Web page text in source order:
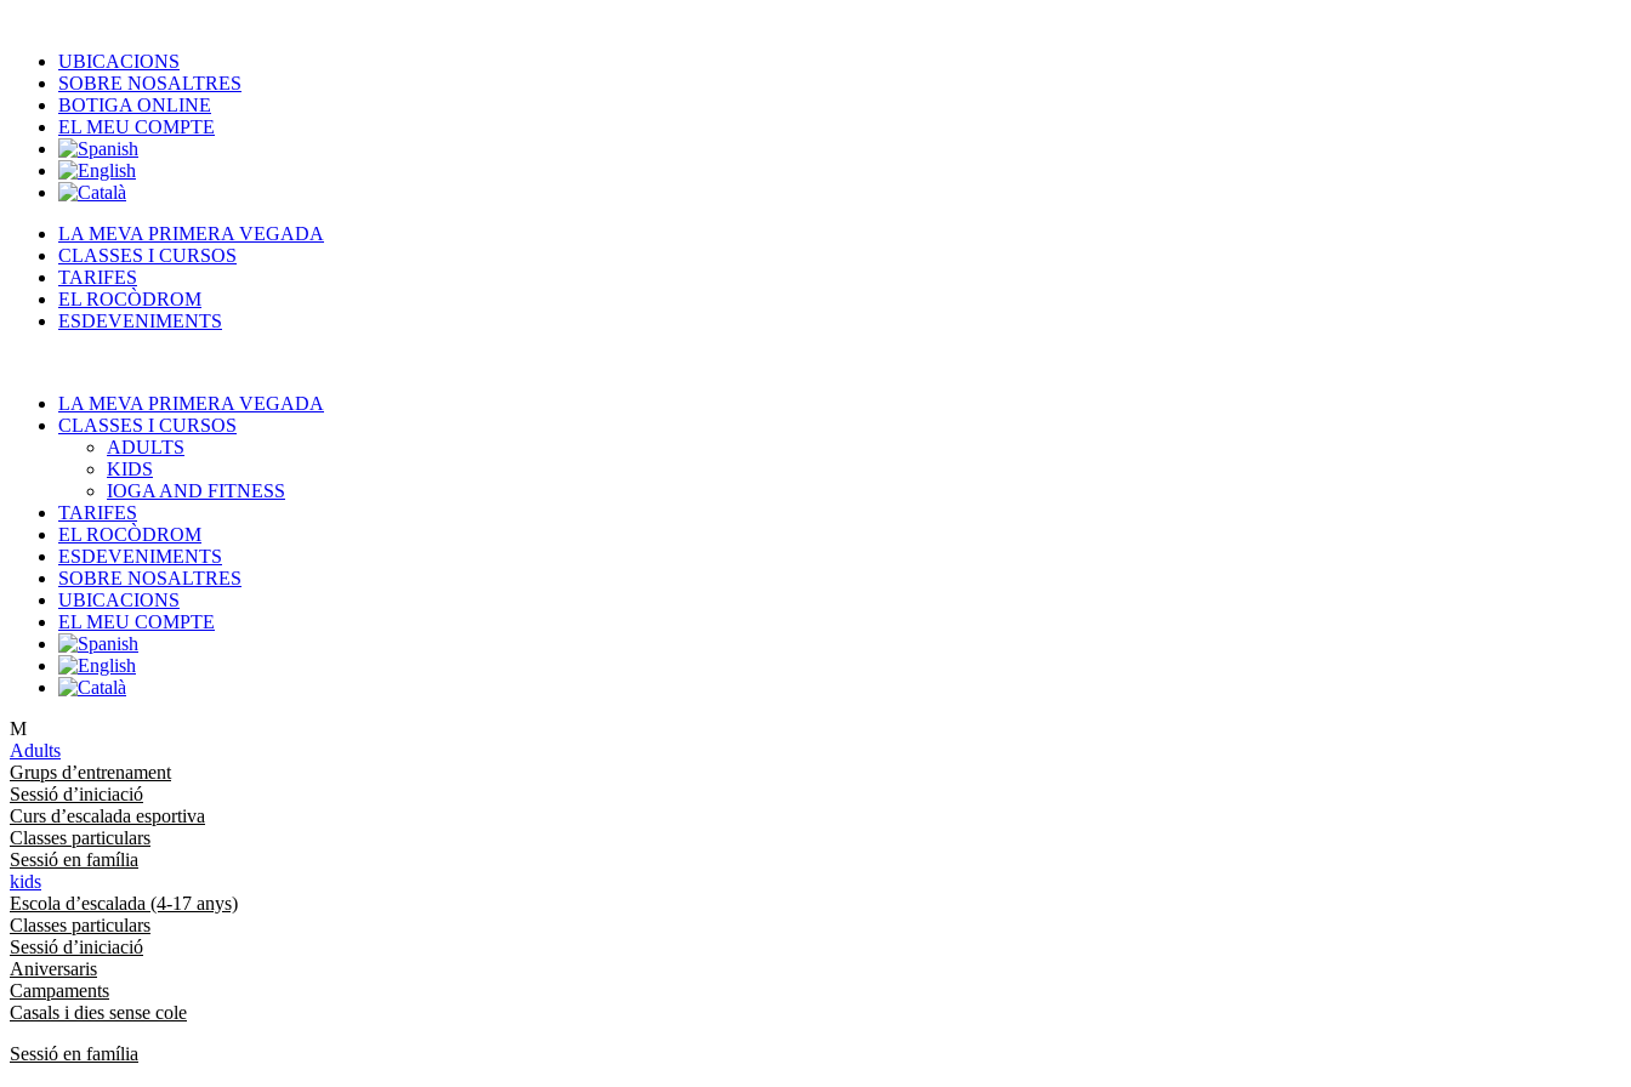
UBICACIONS
SOBRE NOSALTRES
BOTIGA ONLINE
EL MEU COMPTE
LA MEVA PRIMERA VEGADA
CLASSES I CURSOS
TARIFES
EL ROCÒDROM
ESDEVENIMENTS
LA MEVA PRIMERA VEGADA
CLASSES I CURSOS
ADULTS
KIDS
IOGA AND FITNESS
TARIFES
EL ROCÒDROM
ESDEVENIMENTS
SOBRE NOSALTRES
UBICACIONS
EL MEU COMPTE
M
Adults
Grups d’entrenament
Sessió d’iniciació
Curs d’escalada esportiva
Classes particulars
Sessió en família
kids
Escola d’escalada (4-17 anys)
Classes particulars
Sessió d’iniciació
Aniversaris
Campaments
Casals i dies sense cole
Sessió en família